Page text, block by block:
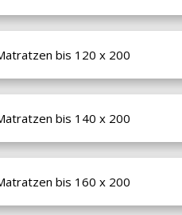
bis 120 x 200
bis 140 x 200
bis 160 x 200